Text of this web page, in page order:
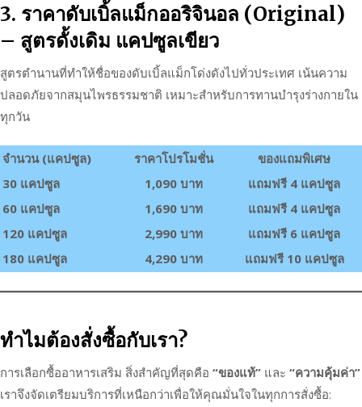
3. ราคาดับเบิ้ลแม็กออริจินอล (Original)
– สูตรดั้งเดิม แคปซูลเขียว
สูตรตำนานที่ทำให้ชื่อของดับเบิ้ลแม็กโด่งดังไปทั่วประเทศ เน้นความ
ปลอดภัยจากสมุนไพรธรรมชาติ เหมาะสำหรับการทานบำรุงร่างกายใน
ทุกวัน
จำนวน (แคปซูล) ราคาโปรโมชั่น
ของแถมพิเศษ
30 แคปซูล
1,090 บาท
แถมฟรี 4 แคปซูล
60 แคปซูล
1,690 บาท
แถมฟรี 4 แคปซูล
120 แคปซูล
2,990 บาท
แถมฟรี 6 แคปซูล
180 แคปซูล
4,290 บาท แถมฟรี 10 แคปซูล
ทำไมต้องสั่งซื้อกับเรา?
การเลือกซื้ออาหารเสริม สิ่งสำคัญที่สุดคือ “ของแท้” และ “ความคุ้มค่า”
เราจึงจัดเตรียมบริการที่เหนือกว่าเพื่อให้คุณมั่นใจในทุกการสั่งซื้อ: